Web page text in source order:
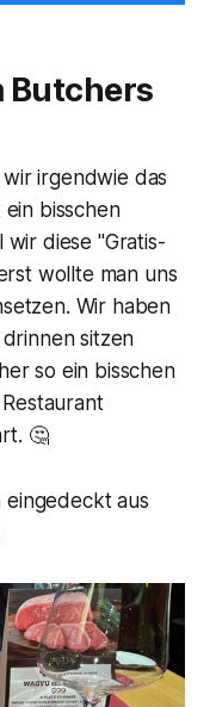
Butchers
irgendwie das
ein bisschen
diese "Gratis-
wollte man uns
Wir haben
sitzen
so ein bisschen
🤔
eingedeckt aus